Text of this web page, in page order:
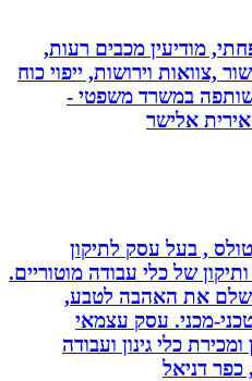
מכבים רעות,
וירושות, ייפוי כוח
במשרד משפטי -
אלישר
, בעל עסק לתיקון
של כלי עבודה מוטוריים.
את האהבה לטבע,
מכני. עסק עצמאי
כלי גינון ועבודה